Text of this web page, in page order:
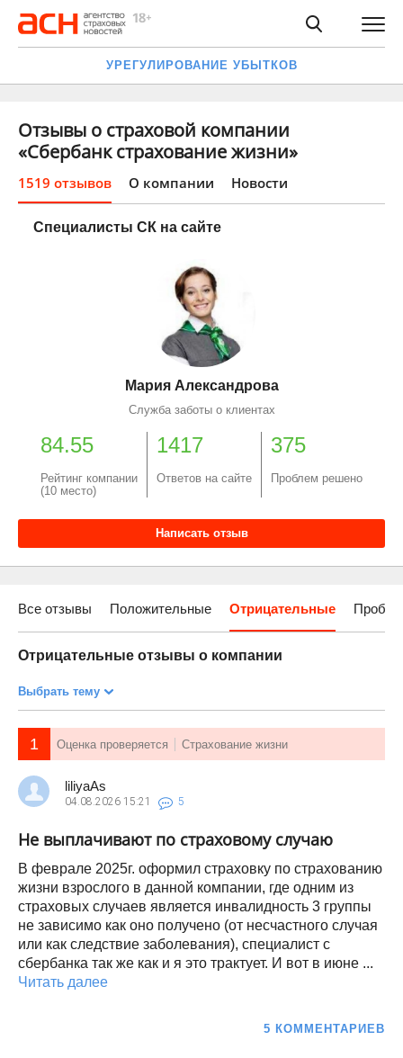
УРЕГУЛИРОВАНИЕ УБЫТКОВ
Отзывы о страховой компании
«Сбербанк страхование жизни»
1519 отзывов О компании Новости
Специалисты СК на сайте
Мария Александрова
Служба заботы о клиентах
84.55
Рейтинг компании
(10 место)
1417
Ответов на сайте
375
Проблем решено
Написать отзыв
Все отзывы Положительные Отрицательные
Отрицательные отзывы о компании
Выбрать тему
1 Оценка проверяется Страхование жизни
liliyaAs
04.08.2026 15:21 5
Не выплачивают по страховому случаю
В феврале 2025г. оформил страховку по страхованию
жизни взрослого в данной компании, где одним из
страховых случаев является инвалидность 3 группы
не зависимо как оно получено (от несчастного случая
или как следствие заболевания), специалист с
сбербанка так же как и я это трактует. И вот в июне ...
Читать далее
5 КОММЕНТАРИЕВ